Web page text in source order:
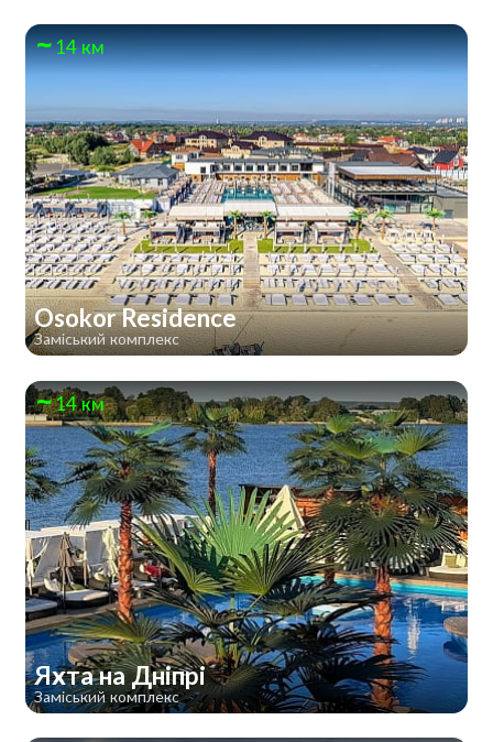
14 км
Osokor Residence
Заміський комплекс
14 км
Яхта на Дніпрі
Заміський комплекс